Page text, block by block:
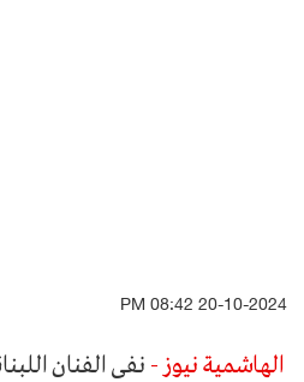
20-10-2024 08:42 PM
الهاشمية نيوز - نفى الفنان